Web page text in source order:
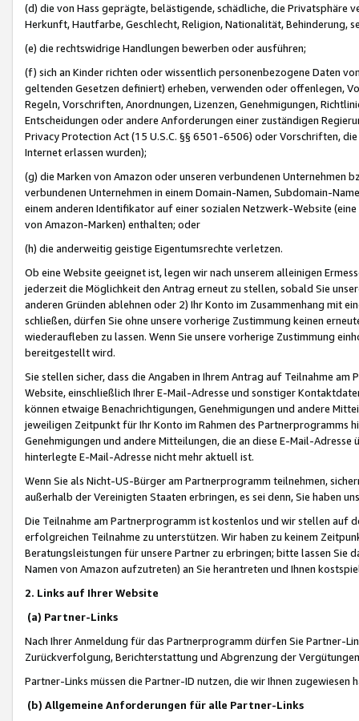
(d) die von Hass geprägte, belästigende, schädliche, die Privatsphäre
Herkunft, Hautfarbe, Geschlecht, Religion, Nationalität, Behinderung,
(e) die rechtswidrige Handlungen bewerben oder ausführen;
(f) sich an Kinder richten oder wissentlich personenbezogene Daten
geltenden Gesetzen definiert) erheben, verwenden oder offenlegen,
Regeln, Vorschriften, Anordnungen, Lizenzen, Genehmigungen,
Entscheidungen oder andere Anforderungen einer zuständigen
Privacy Protection Act (15 U.S.C. §§ 6501-6506) oder Vorschriften,
Internet erlassen wurden);
(g) die Marken von Amazon oder unseren verbundenen Unternehmen
verbundenen Unternehmen in einem Domain-Namen, Subdomain-
einem anderen Identifikator auf einer sozialen Netzwerk-Website
von Amazon-Marken) enthalten; oder
(h) die anderweitig geistige Eigentumsrechte verletzen.
Ob eine Website geeignet ist, legen wir nach unserem alleinigen
jederzeit die Möglichkeit den Antrag erneut zu stellen, sobald Sie
anderen Gründen ablehnen oder 2) Ihr Konto im Zusammenhang mit
schließen, dürfen Sie ohne unsere vorherige Zustimmung keinen
wiederaufleben zu lassen. Wenn Sie unsere vorherige Zustimmung
bereitgestellt wird.
Sie stellen sicher, dass die Angaben in Ihrem Antrag auf Teilnahme
Website, einschließlich Ihrer E-Mail-Adresse und sonstiger
können etwaige Benachrichtigungen, Genehmigungen und andere
jeweiligen Zeitpunkt für Ihr Konto im Rahmen des Partnerprogramms
Genehmigungen und andere Mitteilungen, die an diese E-Mail-
hinterlegte E-Mail-Adresse nicht mehr aktuell ist.
Wenn Sie als Nicht-US-Bürger am Partnerprogramm teilnehmen,
außerhalb der Vereinigten Staaten erbringen, es sei denn, Sie haben
Die Teilnahme am Partnerprogramm ist kostenlos und wir stellen auf
erfolgreichen Teilnahme zu unterstützen. Wir haben zu keinem
Beratungsleistungen für unsere Partner zu erbringen; bitte lassen Sie
Namen von Amazon aufzutreten) an Sie herantreten und Ihnen
2. Links auf Ihrer Website
(a) Partner-Links
Nach Ihrer Anmeldung für das Partnerprogramm dürfen Sie Partner-
Zurückverfolgung, Berichterstattung und Abgrenzung der
Partner-Links müssen die Partner-ID nutzen, die wir Ihnen zugewiesen
(b) Allgemeine Anforderungen für alle Partner-Links